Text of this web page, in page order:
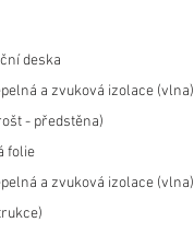
deska
a zvuková izolace (vlna)
- předstěna)
folie
a zvuková izolace (vlna)